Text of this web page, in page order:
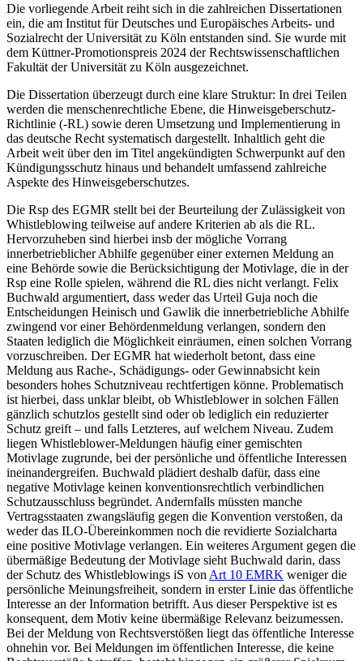
Die vorliegende Arbeit reiht sich in die zahlreichen Dissertationen
ein, die am Institut für Deutsches und Europäisches Arbeits- und
Sozialrecht der Universität zu Köln entstanden sind. Sie wurde mit
dem Küttner-Promotionspreis 2024 der Rechtswissenschaftlichen
Fakultät der Universität zu Köln ausgezeichnet.
Die Dissertation überzeugt durch eine klare Struktur: In drei Teilen
werden die menschenrechtliche Ebene, die Hinweisgeberschutz-
Richtlinie (-RL) sowie deren Umsetzung und Implementierung in
das deutsche Recht systematisch dargestellt. Inhaltlich geht die
Arbeit weit über den im Titel angekündigten Schwerpunkt auf den
Kündigungsschutz hinaus und behandelt umfassend zahlreiche
Aspekte des Hinweisgeberschutzes.
Die Rsp des EGMR stellt bei der Beurteilung der Zulässigkeit von
Whistleblowing teilweise auf andere Kriterien ab als die RL.
Hervorzuheben sind hierbei insb der mögliche Vorrang
innerbetrieblicher Abhilfe gegenüber einer externen Meldung an
eine Behörde sowie die Berücksichtigung der Motivlage, die in der
Rsp eine Rolle spielen, während die RL dies nicht verlangt. Felix
Buchwald argumentiert, dass weder das Urteil Guja noch die
Entscheidungen Heinisch und Gawlik die innerbetriebliche Abhilfe
zwingend vor einer Behördenmeldung verlangen, sondern den
Staaten lediglich die Möglichkeit einräumen, einen solchen Vorrang
vorzuschreiben. Der EGMR hat wiederholt betont, dass eine
Meldung aus Rache-, Schädigungs- oder Gewinnabsicht kein
besonders hohes Schutzniveau rechtfertigen könne. Problematisch
ist hierbei, dass unklar bleibt, ob Whistleblower in solchen Fällen
gänzlich schutzlos gestellt sind oder ob lediglich ein reduzierter
Schutz greift – und falls Letzteres, auf welchem Niveau. Zudem
liegen Whistleblower-Meldungen häufig einer gemischten
Motivlage zugrunde, bei der persönliche und öffentliche Interessen
ineinandergreifen. Buchwald plädiert deshalb dafür, dass eine
negative Motivlage keinen konventionsrechtlich verbindlichen
Schutzausschluss begründet. Andernfalls müssten manche
Vertragsstaaten zwangsläufig gegen die Konvention verstoßen, da
weder das ILO-Übereinkommen noch die revidierte Sozialcharta
eine positive Motivlage verlangen. Ein weiteres Argument gegen die
übermäßige Bedeutung der Motivlage sieht Buchwald darin, dass
der Schutz des Whistleblowings iS von Art 10 EMRK weniger die
persönliche Meinungsfreiheit, sondern in erster Linie das öffentliche
Interesse an der Information betrifft. Aus dieser Perspektive ist es
konsequent, dem Motiv keine übermäßige Relevanz beizumessen.
Bei der Meldung von Rechtsverstößen liegt das öffentliche Interesse
ohnehin vor. Bei Meldungen im öffentlichen Interesse, die keine